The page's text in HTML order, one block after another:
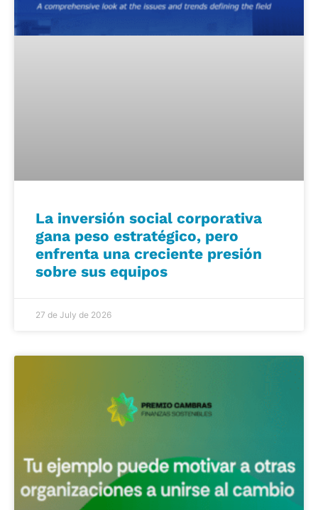
La inversión social corporativa
gana peso estratégico, pero
enfrenta una creciente presión
sobre sus equipos
27 de July de 2026